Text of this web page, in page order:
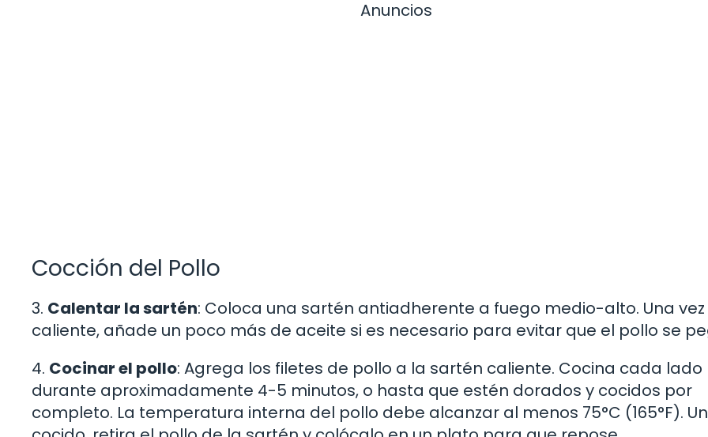
Anuncios
Cocción del Pollo
3. Calentar la sartén: Coloca una sartén antiadherente a fuego medio-alto. Una vez
caliente, añade un poco más de aceite si es necesario para evitar que el pollo se
4. Cocinar el pollo: Agrega los filetes de pollo a la sartén caliente. Cocina cada lado
durante aproximadamente 4-5 minutos, o hasta que estén dorados y cocidos por
completo. La temperatura interna del pollo debe alcanzar al menos 75°C (165°F).